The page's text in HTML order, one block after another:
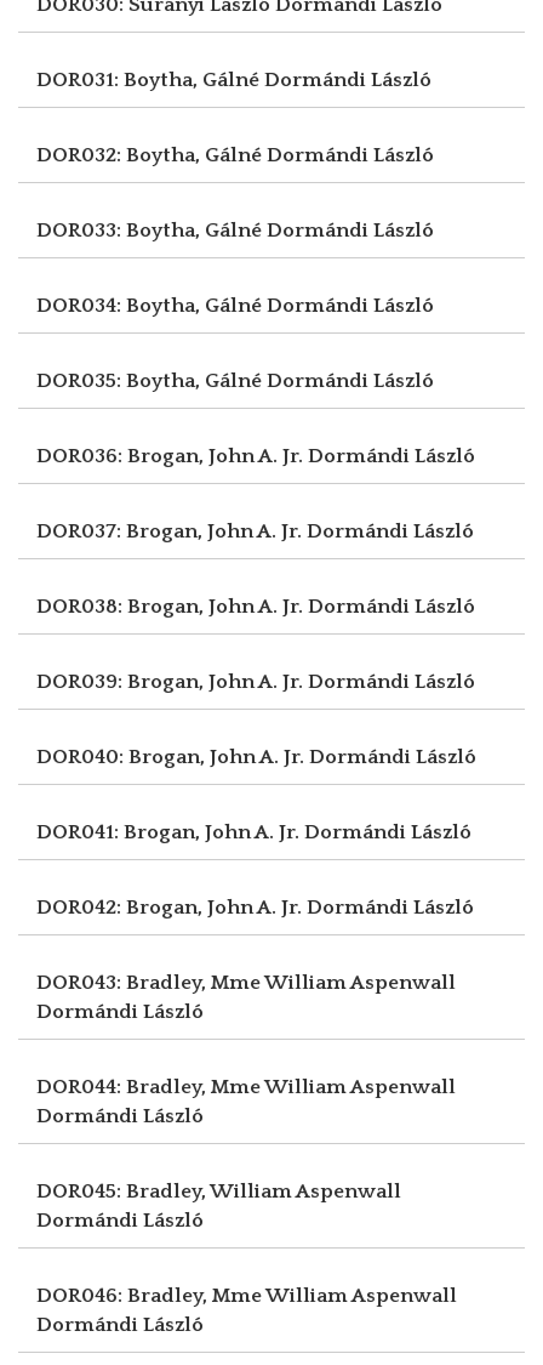
DOR030: Surányi László Dormándi László
DOR031: Boytha, Gálné Dormándi László
DOR032: Boytha, Gálné Dormándi László
DOR033: Boytha, Gálné Dormándi László
DOR034: Boytha, Gálné Dormándi László
DOR035: Boytha, Gálné Dormándi László
DOR036: Brogan, John A. Jr. Dormándi László
DOR037: Brogan, John A. Jr. Dormándi László
DOR038: Brogan, John A. Jr. Dormándi László
DOR039: Brogan, John A. Jr. Dormándi László
DOR040: Brogan, John A. Jr. Dormándi László
DOR041: Brogan, John A. Jr. Dormándi László
DOR042: Brogan, John A. Jr. Dormándi László
DOR043: Bradley, Mme William Aspenwall
Dormándi László
DOR044: Bradley, Mme William Aspenwall
Dormándi László
DOR045: Bradley, William Aspenwall
Dormándi László
DOR046: Bradley, Mme William Aspenwall
Dormándi László